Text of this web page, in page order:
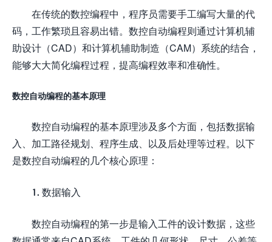
在传统的数控编程中，程序员需要手工编写大量的代
码，工作繁琐且容易出错。数控自动编程则通过计算机辅
助设计（CAD）和计算机辅助制造（CAM）系统的结合，
能够大大简化编程过程，提高编程效率和准确性。
数控自动编程的基本原理
数控自动编程的基本原理涉及多个方面，包括数据输
入、加工路径规划、程序生成、以及后处理等过程。以下
是数控自动编程的几个核心原理：
1. 数据输入
数控自动编程的第一步是输入工件的设计数据，这些